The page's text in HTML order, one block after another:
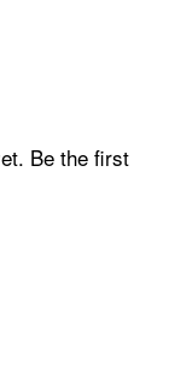
Be the first